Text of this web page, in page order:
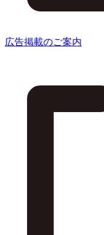
広告掲載のご案内